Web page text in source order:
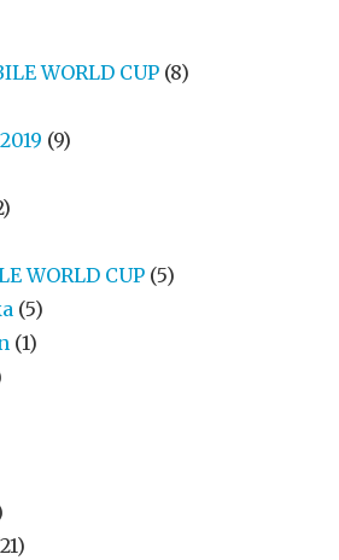
WORLD CUP (8)
(9)
WORLD CUP (5)
(5)
(1)